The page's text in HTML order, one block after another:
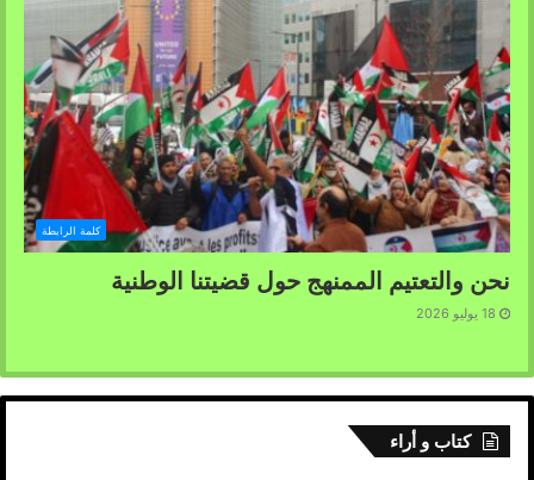
تنريفي كناريا 12/07/2024
كلمة الرابطة
نحن والتعتيم الممنهج حول قضيتنا الوطنية
18 يوليو 2026
كتاب و أراء